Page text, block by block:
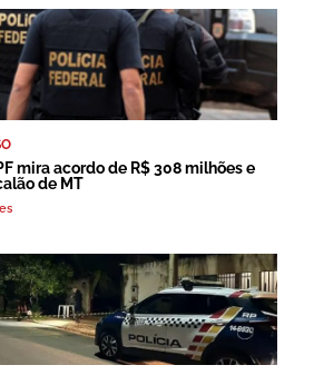
mira acordo de R$ 308 milhões e
de MT